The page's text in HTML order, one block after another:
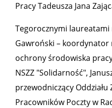
Pracy Tadeusza Jana
Tegorocznymi
Gawroński –
ochrony środowiska
NSZZ "Solidarność",
przewodniczący
Pracowników Poczty w